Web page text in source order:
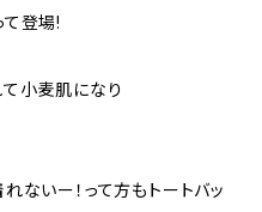
て登場!
小麦肌になり
ないー！って方もトートバッ